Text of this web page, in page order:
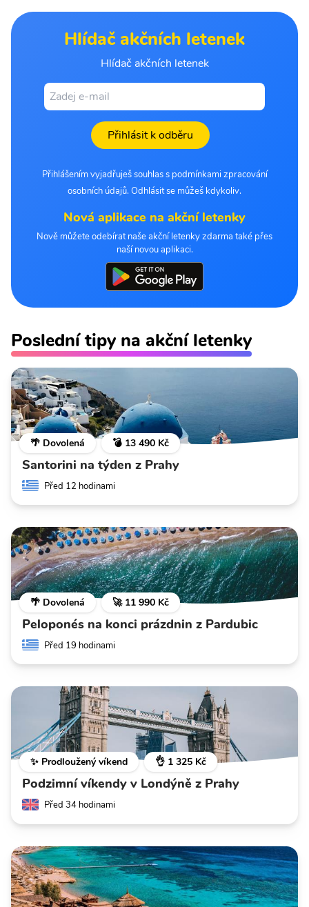
Hlídač akčních letenek
Hlídač akčních letenek
Přihlásit k odběru
Přihlášením vyjadřuješ souhlas s podmínkami zpracování
osobních údajů. Odhlásit se můžeš kdykoliv.
Nová aplikace na akční letenky
Nově můžete odebírat naše akční letenky zdarma také přes
naší novou aplikaci.
Poslední tipy na akční letenky
🌴 Dovolená 💣 13 490 Kč
Santorini na týden z Prahy
Před 12 hodinami
🌴 Dovolená 🚀 11 990 Kč
Peloponés na konci prázdnin z Pardubic
Před 19 hodinami
✨ Prodloužený víkend 👌 1 325 Kč
Podzimní víkendy v Londýně z Prahy
Před 34 hodinami